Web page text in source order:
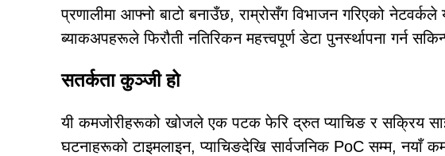
प्रणालीमा आफ्नो बाटो बनाउँछ, राम्रोसँग विभाजन गरिएको
ब्याकअपहरूले फिरौती नतिरिकन महत्त्वपूर्ण डेटा पुनर्स्थापना गर्न
सतर्कता कुञ्जी हो
यी कमजोरीहरूको खोजले एक पटक फेरि द्रुत प्याचिङ र सक्रिय
घटनाहरूको टाइमलाइन, प्याचिङदेखि सार्वजनिक PoC सम्म, नयाँ